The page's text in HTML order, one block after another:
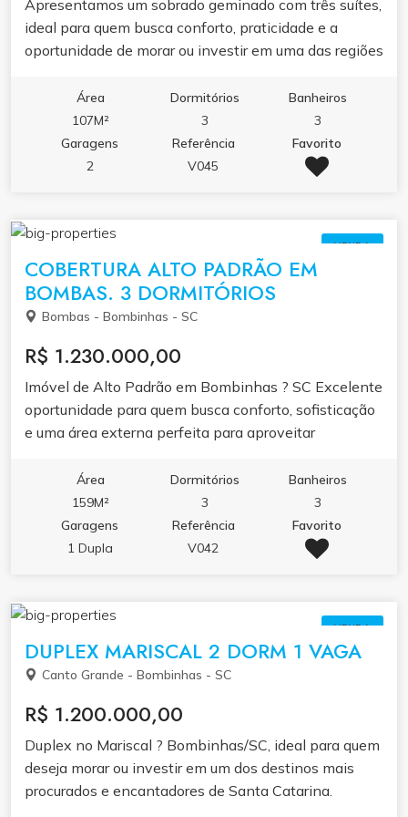
Apresentamos um sobrado geminado com três suítes,
ideal para quem busca conforto, praticidade e a
oportunidade de morar ou investir em uma das regiões
salas integradas, lavabo, lavanderia e duas vagas de
garagem privativas, oferecendo espaço,
funcionalidade e comodidade para toda a família.
Cada detalhe foi pensado para proporcionar bem-
lazer e convívio. Este sobrado representa uma
excelente oportunidade para quem deseja investir em
um imóvel moderno, seguro e pronto para morar. O
valor de venda é R$ 1.250.000,00, e o imóvel está
disponível para visitas, proporcionando a chance de
conhecer pessoalmente tudo o que ele oferece.
Área
107M²
Dormitórios
3
Banheiros
3
Garagens
2
Referência
V045
Favorito
VENDA
COBERTURA ALTO PADRÃO EM
BOMBAS. 3 DORMITÓRIOS
Bombas - Bombinhas - SC
R$ 1.230.000,00
Imóvel de Alto Padrão em Bombinhas ? SC Excelente
oportunidade para quem busca conforto, sofisticação
e uma área externa perfeita para aproveitar
conta com 3 dormitórios, sendo 1 suíte e 2 demi-
suítes, churrasqueira, e está totalmente mobiliado,
pronto para morar ou investir. Destaque para a ampla
área externa, ideal para reunir a família, relaxar e
1.230.000,00 📍 Localização: Bombinhas ? SC
Área
159M²
Dormitórios
3
Banheiros
3
Garagens
1 Dupla
Referência
V042
Favorito
VENDA
DUPLEX MARISCAL 2 DORM 1 VAGA
Canto Grande - Bombinhas - SC
R$ 1.200.000,00
Duplex no Mariscal ? Bombinhas/SC, ideal para quem
deseja morar ou investir em um dos destinos mais
procurados e encantadores de Santa Catarina.